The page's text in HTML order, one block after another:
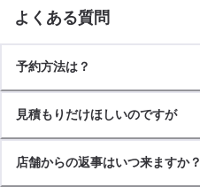
よくある質問
予約方法は？
見積もりだけほしいのですが
店舗からの返事はいつ来ますか？